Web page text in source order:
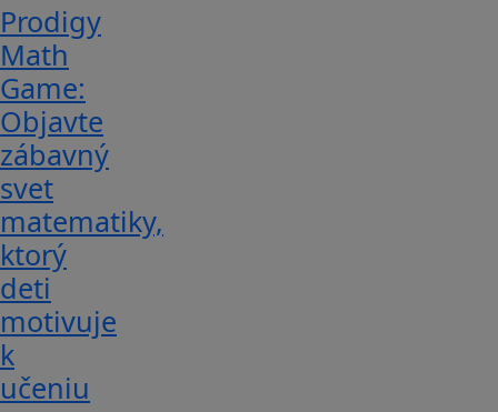
Prodigy
Math
Game:
Objavte
zábavný
svet
matematiky,
ktorý
deti
motivuje
k
učeniu